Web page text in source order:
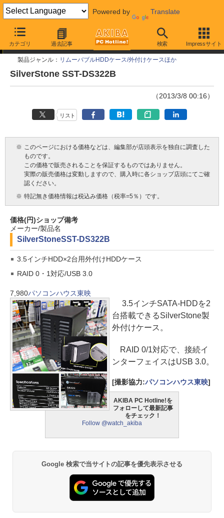
Powered by Translate
カテゴリ 過去記事 検索 Impressサイト
今週見つけた新製品
製品ジャンル： リムーバブルHDDケース/外付けケースほか
SilverStone SST-DS322B
（2013/3/8 00:16）
リスト
※ このページにおける価格などは、編集部が店頭表示を独自に調査した
ものです。
この価格で販売されることを保証するものではありません。
実際の販売価格は変動しますので、購入時に各ショップ店頭にてご確
認ください。
※ 特記無き価格情報は税込み価格（税率=5％）です。
価格(円)ショップ備考
メーカー/製品名
SilverStoneSST-DS322B
3.5インチHDD×2台用外付けHDDケース
RAID 0・1対応/USB 3.0
7,980パソコンハウス東映
3.5インチSATA-HDDを2
台搭載できるSilverStone製
外付けケース。
RAID 0/1対応で、接続イ
ンターフェイスはUSB 3.0。
[撮影協力:パソコンハウス東映]
AKIBA PC Hotline!を
フォローして最新記事
をチェック！
Follow @watch_akiba
Google 検索で当サイトの記事を優先表示させる